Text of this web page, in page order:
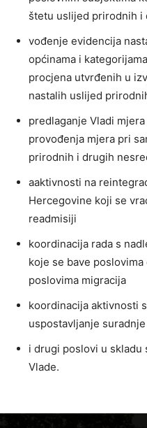
štetu uslijed prirodnih i
vođenje evidencija
općinama i
procjena utvrđenih u
nastalih uslijed
predlaganje Vladi
provođenja mjera pri
prirodnih i drugih
aaktivnosti na
Hercegovine koji se
readmisiji
koordinacija rada s
koje se bave
poslovima migracija
koordinacija aktivnosti
uspostavljanje
i drugi poslovi u skladu
Vlade.